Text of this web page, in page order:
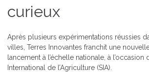
curieux
Après plusieurs expérimentations réussies
villes, Terres Innovantes franchit une
lancement à l’échelle nationale, à l’occasion
International de l’Agriculture (SIA).